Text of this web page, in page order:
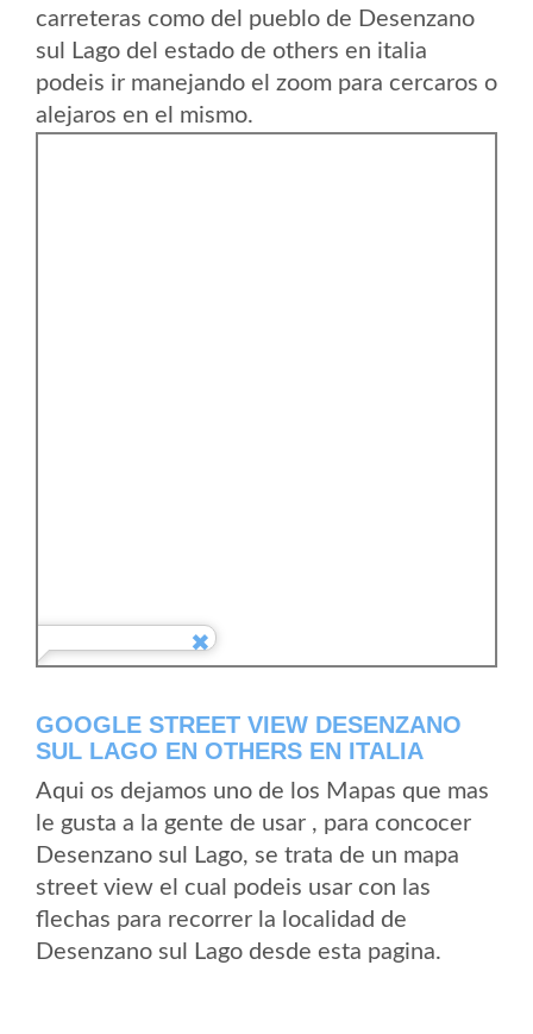
carreteras como del pueblo de Desenzano
sul Lago del estado de others en italia
podeis ir manejando el zoom para cercaros o
alejaros en el mismo.
GOOGLE STREET VIEW DESENZANO
SUL LAGO EN OTHERS EN ITALIA
Aqui os dejamos uno de los Mapas que mas
le gusta a la gente de usar , para concocer
Desenzano sul Lago, se trata de un mapa
street view el cual podeis usar con las
flechas para recorrer la localidad de
Desenzano sul Lago desde esta pagina.